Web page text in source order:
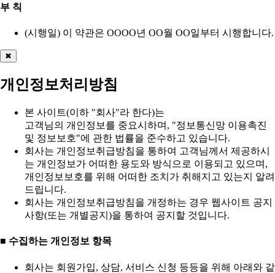
부 칙
(시행일) 이 약관은 OOOO년 OO월 OO일부터 시행합니다.
✖
개인정보처리방침
본 사이트(이하 "회사"라 한다)는
고객님의 개인정보를 중요시하며, "정보통신망 이용촉진
및 정보보호"에 관한 법률을 준수하고 있습니다.
회사는 개인정보취급방침을 통하여 고객님께서 제공하시
는 개인정보가 어떠한 용도와 방식으로 이용되고 있으며,
개인정보보호를 위해 어떠한 조치가 취해지고 있는지 알려
드립니다.
회사는 개인정보취급방침을 개정하는 경우 웹사이트 공지
사항(또는 개별공지)을 통하여 공지할 것입니다.
■ 수집하는 개인정보 항목
회사는 회원가입, 상담, 서비스 신청 등등을 위해 아래와 같